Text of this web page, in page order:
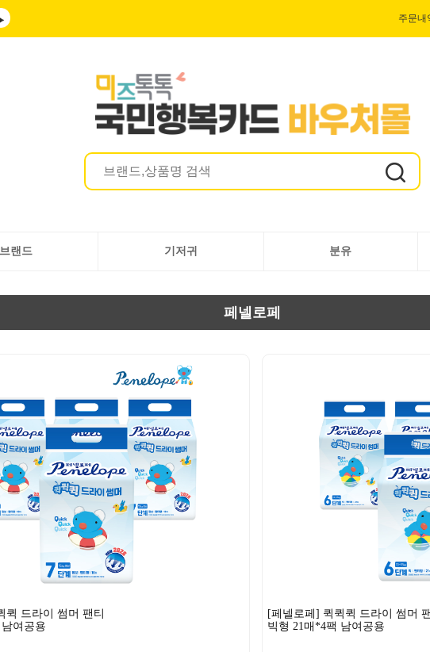
주문내
랜드 기저귀 분유
페넬로페
퀵 드라이 썸머 팬티
여공용
[페넬로페] 퀵퀵퀵 드라이 썸머
빅형 21매*4팩 남여공용